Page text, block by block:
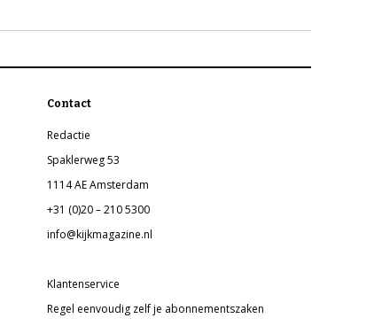
Contact
Redactie
Spaklerweg 53
1114 AE Amsterdam
+31 (0)20 – 210 5300
info@kijkmagazine.nl
Klantenservice
Regel eenvoudig zelf je abonnementszaken